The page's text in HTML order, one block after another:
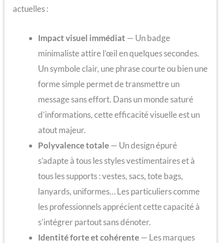
actuelles :
Impact visuel immédiat — Un badge
minimaliste attire l’œil en quelques secondes.
Un symbole clair, une phrase courte ou bien une
forme simple permet de transmettre un
message sans effort. Dans un monde saturé
d’informations, cette efficacité visuelle est un
atout majeur.
Polyvalence totale— Un design épuré
s’adapte à tous les styles vestimentaires et à
tous les supports : vestes, sacs, tote bags,
lanyards, uniformes… Les particuliers comme
les professionnels apprécient cette capacité à
s’intégrer partout sans dénoter.
Identité forte et cohérente— Les marques